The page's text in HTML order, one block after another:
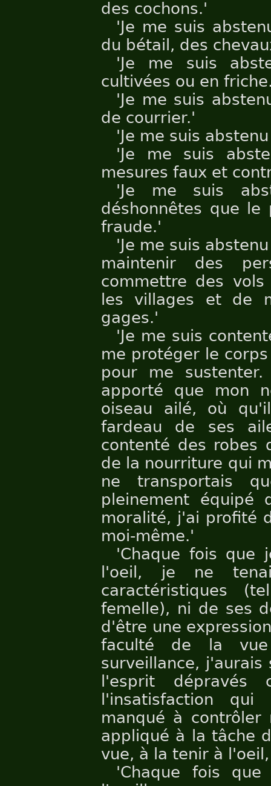
des cochons.'
'Je me suis
du bétail, des
'Je me suis
cultivées ou en
'Je me suis
de courrier.'
'Je me suis
'Je me suis
mesures faux et
'Je me suis
déshonnêtes que
fraude.'
'Je me suis
maintenir des
commettre des
les villages et de
gages.'
'Je me suis
me protéger le
pour me
apporté que mon
oiseau ailé, où
fardeau de ses
contenté des robes
de la nourriture qui
ne transportais
pleinement équipé
moralité, j'ai profité
moi-même.'
'Chaque fois que
l'oeil, je ne
caractéristiques
femelle), ni de ses
d'être une
faculté de la
surveillance, j'aurais
l'esprit dépravés
l'insatisfaction
manqué à contrôler
appliqué à la tâche
vue, à la tenir à
'Chaque fois